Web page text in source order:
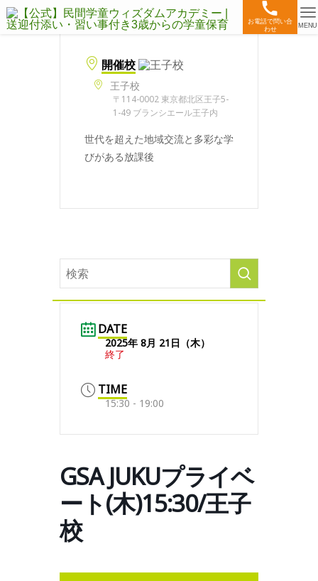
お電話で問い合
わせ
MENU
開催校
王子校
〒114-0002 東京都北区王子5-
1-49 ブランシエール王子内
世代を超えた地域交流と多彩な学
びがある放課後
DATE
2025年 8月 21日（木）
終了
TIME
15:30 - 19:00
GSA JUKUプライベ
ート(木)15:30/王子
校